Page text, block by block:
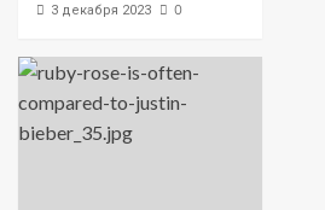
3 декабря 2023 0